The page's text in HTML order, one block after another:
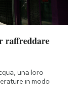
raffreddare
una loro
in modo